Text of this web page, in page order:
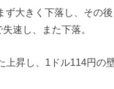
ず大きく下落し、その後
速し、また下落。
上昇し、1ドル114円の